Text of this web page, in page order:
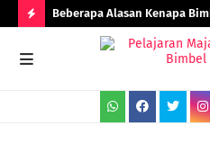
O
Beberapa Alasan Kenapa
Bimbel Jakarta Timur Lebih